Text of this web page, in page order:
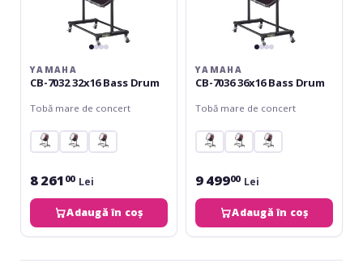
YAMAHA
CB-7032 32x16 Bass Drum
Tobă mare de concert
8 261 00 Lei
Adaugă în coș
YAMAHA
CB-7036 36x16 Bass Drum
Tobă mare de concert
9 49900 Lei
Adaugă în coș